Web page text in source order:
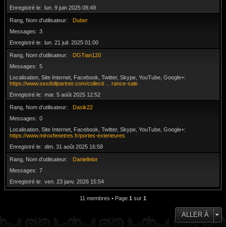
Enregistré le
lun. 9 juin 2025 08:49
Rang, Nom d’utilisateur
Duber
Messages
3
Enregistré le
lun. 21 juil. 2025 01:00
Rang, Nom d’utilisateur
DGTian120
Messages
5
Localisation, Site Internet, Facebook, Twitter, Skype, YouTube, Google+
https://www.sexdollpartner.com/collecti ... rance-sale
Enregistré le
mar. 5 août 2025 12:52
Rang, Nom d’utilisateur
Dasik22
Messages
0
Localisation, Site Internet, Facebook, Twitter, Skype, YouTube, Google+
https://www.miroxfenetres.fr/portes-exterieures
Enregistré le
dim. 31 août 2025 16:58
Rang, Nom d’utilisateur
Daniellelor
Messages
7
Enregistré le
ven. 23 janv. 2026 15:54
11 membres • Page 1 sur 1
ALLER À